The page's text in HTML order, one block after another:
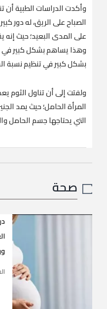
وأكدت الدراسات الطبية
الصباح على الريق، له دور
على المدى البعيد؛ حيث
وهذا يساهم بشكل كبير
بشكل كبير في تنظيم نسبة
ولفتت إلى أن تناول الثوم
المرأة الحامل؛ حيث يمد
التي يحتاجها جسم الحامل
صحة